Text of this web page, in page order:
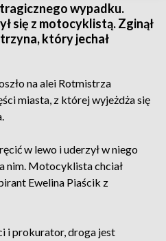
wypadku.
się z motocyklistą. Zginął
który jechał
na alei Rotmistrza
miasta, z której wyjeżdża się
w lewo i uderzył w niego
nim. Motocyklista chciał
Ewelina Piaścik z
i prokurator, droga jest